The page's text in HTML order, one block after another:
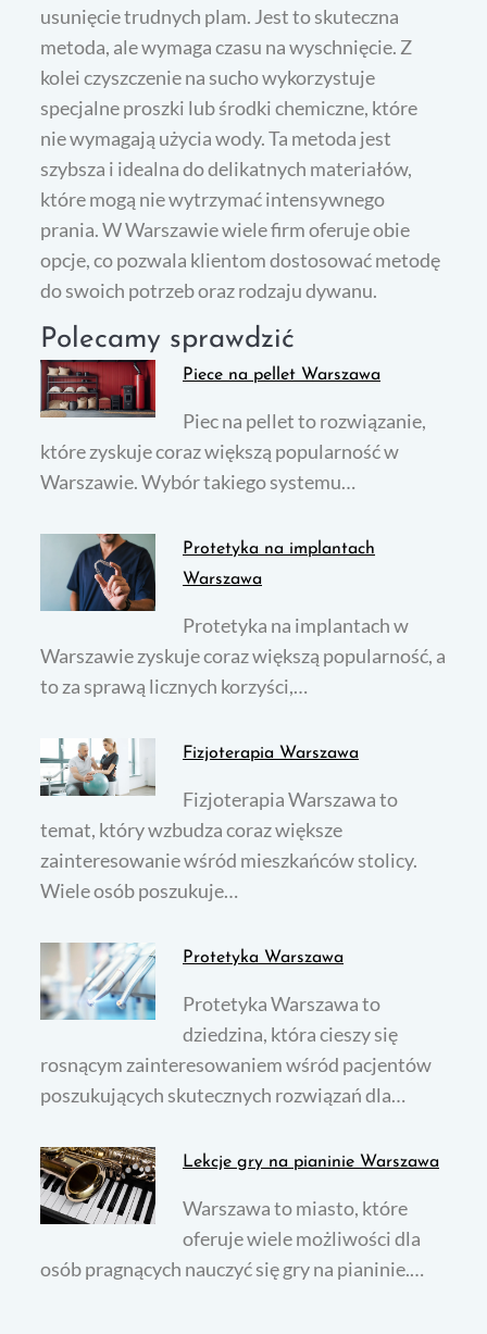
usunięcie trudnych plam. Jest to skuteczna
metoda, ale wymaga czasu na wyschnięcie. Z
kolei czyszczenie na sucho wykorzystuje
specjalne proszki lub środki chemiczne, które
nie wymagają użycia wody. Ta metoda jest
szybsza i idealna do delikatnych materiałów,
które mogą nie wytrzymać intensywnego
prania. W Warszawie wiele firm oferuje obie
opcje, co pozwala klientom dostosować metodę
do swoich potrzeb oraz rodzaju dywanu.
Polecamy sprawdzić
Piece na pellet Warszawa
Piec na pellet to rozwiązanie,
które zyskuje coraz większą popularność w
Warszawie. Wybór takiego systemu…
Protetyka na implantach
Warszawa
Protetyka na implantach w
Warszawie zyskuje coraz większą popularność, a
to za sprawą licznych korzyści,…
Fizjoterapia Warszawa
Fizjoterapia Warszawa to
temat, który wzbudza coraz większe
zainteresowanie wśród mieszkańców stolicy.
Wiele osób poszukuje…
Protetyka Warszawa
Protetyka Warszawa to
dziedzina, która cieszy się
rosnącym zainteresowaniem wśród pacjentów
poszukujących skutecznych rozwiązań dla…
Lekcje gry na pianinie Warszawa
Warszawa to miasto, które
oferuje wiele możliwości dla
osób pragnących nauczyć się gry na pianinie.…